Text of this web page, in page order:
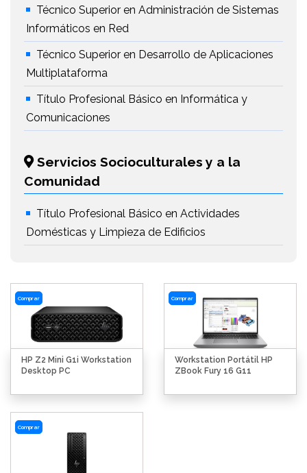
Técnico Superior en Administración de Sistemas
Informáticos en Red
Técnico Superior en Desarrollo de Aplicaciones
Multiplataforma
Título Profesional Básico en Informática y
Comunicaciones
Servicios Socioculturales y a la
Comunidad
Título Profesional Básico en Actividades
Domésticas y Limpieza de Edificios
Comprar
HP Z2 Mini G1i Workstation
Desktop PC
Comprar
Workstation Portátil HP
ZBook Fury 16 G11
Comprar